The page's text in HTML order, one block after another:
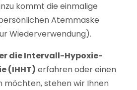
kommt die einmalige
Atemmaske
Wiederverwendung).
die Intervall-Hypoxie-
(IHHT) erfahren oder einen
möchten, stehen wir Ihnen